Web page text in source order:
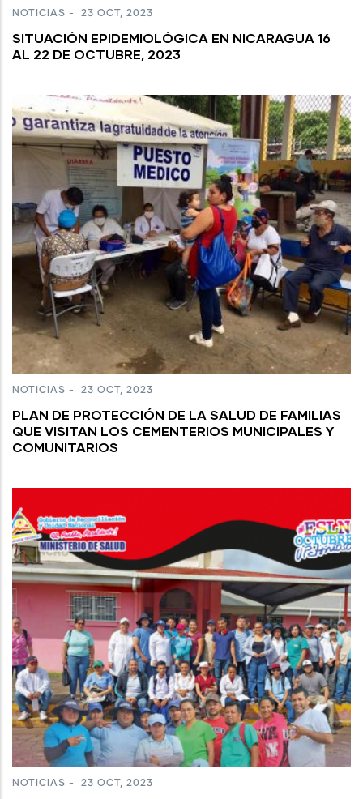
NOTICIAS - 23 OCT, 2023
SITUACIÓN EPIDEMIOLÓGICA EN NICARAGUA 16
AL 22 DE OCTUBRE, 2023
NOTICIAS - 23 OCT, 2023
PLAN DE PROTECCIÓN DE LA SALUD DE FAMILIAS
QUE VISITAN LOS CEMENTERIOS MUNICIPALES Y
COMUNITARIOS
NOTICIAS - 23 OCT, 2023